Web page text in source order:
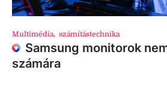
Multimédia, számítástechnika
Samsung monitorok
számára